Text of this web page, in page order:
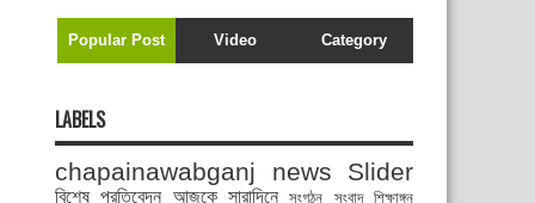
Popular Post Video Category
LABELS
chapainawabganj news Slider
বিশেষ প্রতিবেদন আজকে সারাদিনে সংগঠন সংবাদ
শিক্ষাঙ্গন